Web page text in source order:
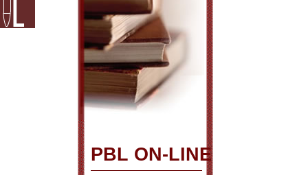
PBL ON-LINE